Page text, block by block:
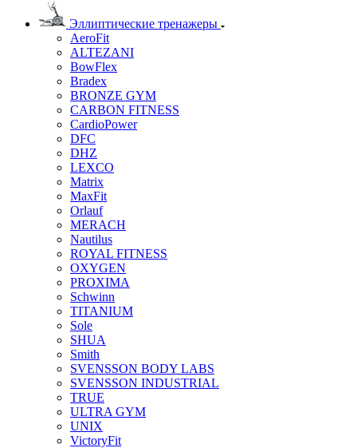
Эллиптические тренажеры
AeroFit
ALTEZANI
BowFlex
Bradex
BRONZE GYM
CARBON FITNESS
CardioPower
DFC
DHZ
LEXCO
Matrix
MaxFit
Orlauf
MERACH
Nautilus
ROYAL FITNESS
OXYGEN
PROXIMA
Schwinn
TITANIUM
Sole
SHUA
Smith
SVENSSON BODY LABS
SVENSSON INDUSTRIAL
TRUE
ULTRA GYM
UNIX
VictoryFit